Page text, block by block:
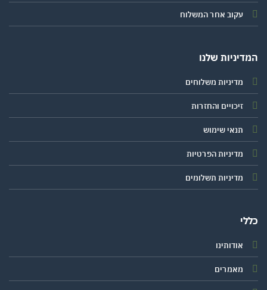
עקוב אחר המשלוח
שלנו
מדיניות משלוחים
זיכויים והחזרות
תנאי שימוש
מדיניות הפרטיות
מדיניות תשלומים
אודותינו
מאמרים